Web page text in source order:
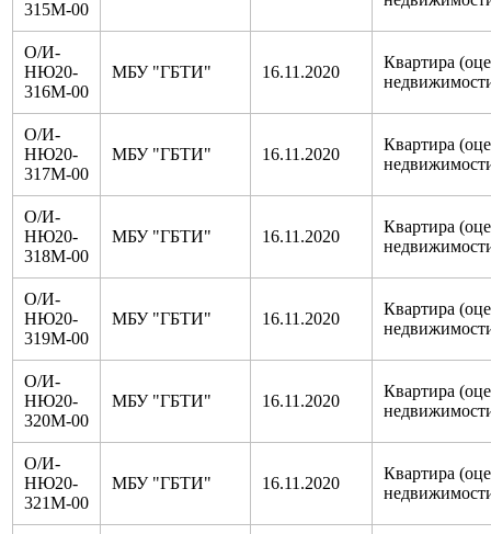
315М-00
О/И-
НЮ20-
316М-00
МБУ "ГБТИ" 16.11.2020
Квартира
О/И-
НЮ20-
317М-00
МБУ "ГБТИ" 16.11.2020
Квартира
О/И-
НЮ20-
318М-00
МБУ "ГБТИ" 16.11.2020
Квартира
О/И-
НЮ20-
319М-00
МБУ "ГБТИ" 16.11.2020
Квартира
О/И-
НЮ20-
320М-00
МБУ "ГБТИ" 16.11.2020
Квартира
О/И-
НЮ20-
321М-00
МБУ "ГБТИ" 16.11.2020
Квартира